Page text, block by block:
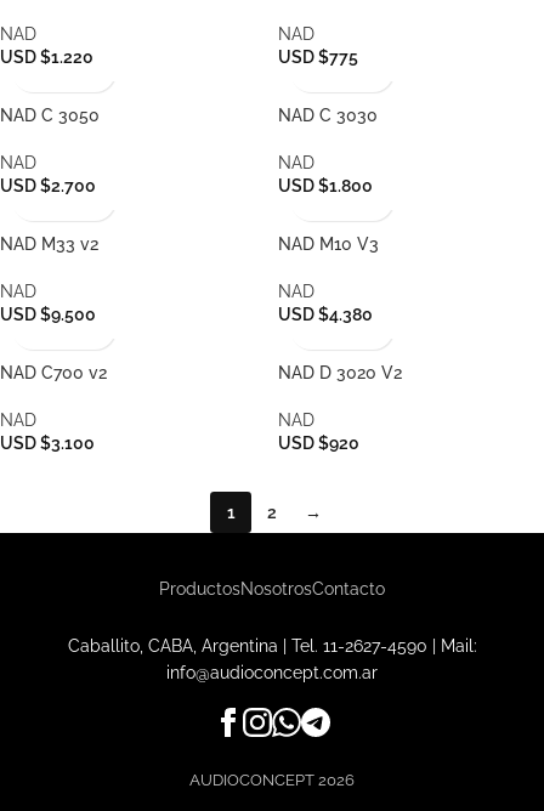
NAD
USD $1.220
NAD
USD $775
NAD C 3050
NAD
USD $2.700
NAD C 3030
NAD
USD $1.800
NAD M33 v2
NAD
USD $9.500
NAD M10 V3
NAD
USD $4.380
NAD C700 v2
NAD
USD $3.100
NAD D 3020 V2
NAD
USD $920
1 2 →
ProductosNosotrosContacto
Caballito, CABA, Argentina | Tel. 11-2627-4590 | Mail:
info@audioconcept.com.ar
AUDIOCONCEPT 2026